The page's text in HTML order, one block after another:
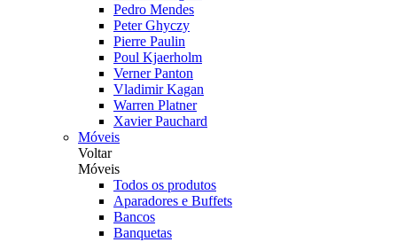
Pedro Mendes
Peter Ghyczy
Pierre Paulin
Poul Kjaerholm
Verner Panton
Vladimir Kagan
Warren Platner
Xavier Pauchard
Móveis
Voltar
Móveis
Todos os produtos
Aparadores e Buffets
Bancos
Banquetas